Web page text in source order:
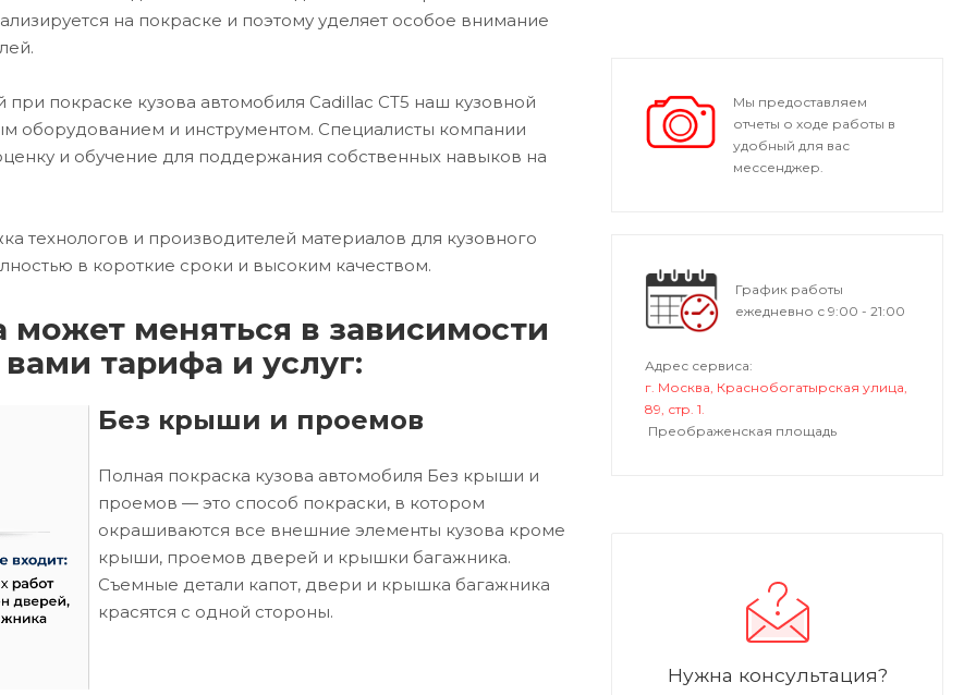
на покраске и поэтому уделяет особое внимание
покраске кузова автомобиля Cadillac CT5 наш кузовной
и инструментом. Специалисты компании
и обучение для поддержания собственных навыков на
технологов и производителей материалов для кузовного
в короткие сроки и высоким качеством.
может меняться в зависимости
тарифа и услуг:
Без крыши и проемов
Полная покраска кузова автомобиля Без крыши и
проемов — это способ покраски, в котором
окрашиваются все внешние элементы кузова кроме
крыши, проемов дверей и крышки багажника.
Съемные детали капот, двери и крышка багажника
красятся с одной стороны.
Мы предоставляем
отчеты о ходе работы в
удобный для вас
мессенджер.
График работы
ежедневно с 9:00 - 21:00
Адрес сервиса:
г. Москва, Краснобогатырская улица,
89, стр. 1.
Преображенская площадь
Нужна консультация?